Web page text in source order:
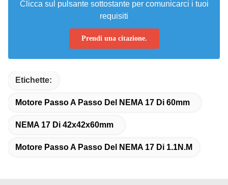
Clicca sul pulsante sottostante per comunicarci i tuoi
requisiti
Prendi una citazione.
Etichette:
Motore Passo A Passo Del NEMA 17 Di 60mm
NEMA 17 Di 42x42x60mm
Motore Passo A Passo Del NEMA 17 Di 1.1N.M